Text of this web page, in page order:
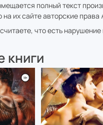
полный текст
их сайте авторские права
что есть
книги